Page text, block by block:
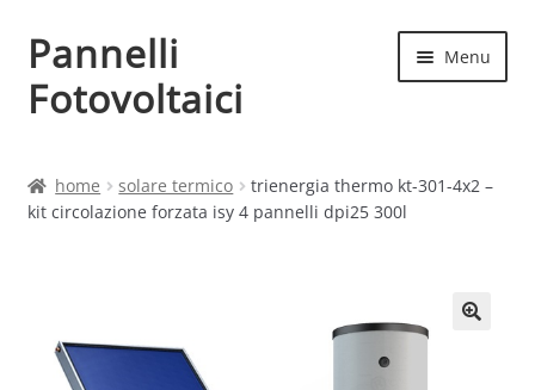
Vai
alla
navigazione
Vai
al
contenuto
Pannelli
Fotovoltaici
Menu
Cart
Chi siamo
home solare termico
trienergia thermo kt-301-4x2 –
kit circolazione forzata isy 4 pannelli dpi25 300l